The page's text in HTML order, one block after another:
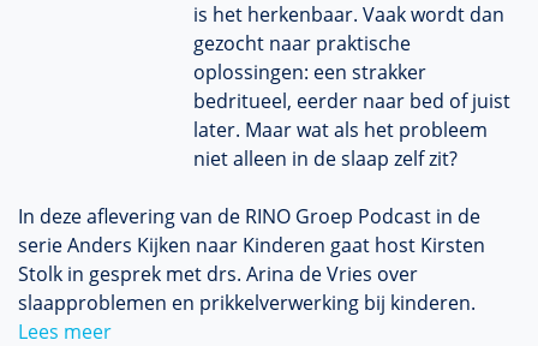
is het herkenbaar. Vaak wordt dan
gezocht naar praktische
oplossingen: een strakker
bedritueel, eerder naar bed of juist
later. Maar wat als het probleem
niet alleen in de slaap zelf zit?
In deze aflevering van de RINO Groep Podcast in de
serie Anders Kijken naar Kinderen gaat host Kirsten
Stolk in gesprek met drs. Arina de Vries over
slaapproblemen en prikkelverwerking bij kinderen.
Lees meer